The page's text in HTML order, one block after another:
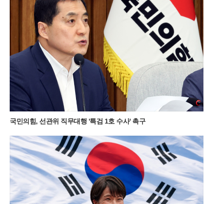
능선이 물 표면에 그대로 비치는 투명한 반영에 있다. 초록빛 억
새 군락이 물웅덩이를 감싸 안은 모습은 마치 정교하게 연출된
컴퓨터 배경 화면을 연상케 한다. 과거 주민들이 산나물 채취를
위해 매년 불을 놓았던 습관 덕분에 정상부에 나무가 거의 없는
독특한 지형이 형성되었고, 이는 오히려 돌리네의 탁 트인 조망
을 확보하는 결과가 되었다. 북쪽 언덕에 홀로 서 있는 나무 한 그
루는 광활한 초원 위에서 보석처럼 빛나며 사진 작가들과 젊은
층의 출사 포인트로 사랑받고 있다.이곳의 날씨는 고지대 특유의
변화무쌍함을 간직하고 있어 방문객들에게 매번 다른 감동을 선
사한다. 맑은 날의 청량한 풍경도 일품이지만, 갑작스럽게 골바
람을 타고 밀려오는 운해는 돌리네를 순식간에 신비로운 안개 속
으로 밀어 넣는다. 구름에 휩싸인 물웅덩이는 마치 전설 속의 성
지처럼 경건한 분위기를 자아내며 제주도의 삼성혈을 떠올리게
한다. 여름철 이른 아침에 산을 오르면 억새 사이로 피어오르는
물안개와 함께 몽환적인 대자연의 생명력을 온몸으로 만끽할 수
있다.민둥산을 오르는 경로는 체력과 시간대에 따라 세 가지 선
택지가 존재한다. 가장 대중적인 제1코스는 증산초등학교에서
시작해 가파른 길과 완만한 길 중 선택할 수 있으며, 제2코스는
능전마을 주차장을 이용해 한 시간 정도 소요된다. 가장 빠르게
정상에 닿고 싶다면 제3코스인 발구덕쉼터를 이용하는 것이 효
국민의힘, 선관위 직무대행 '특검 1호 수사' 촉구